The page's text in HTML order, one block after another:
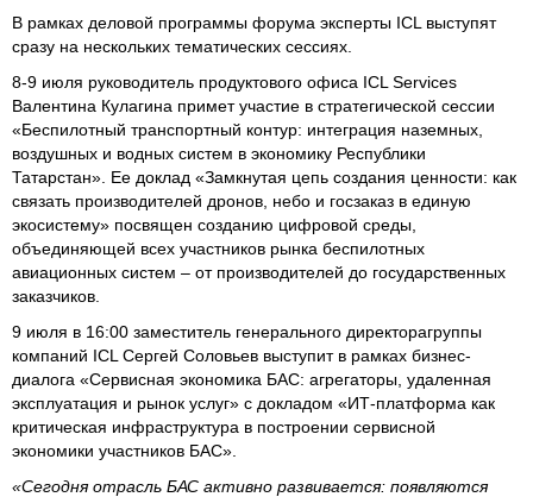
В рамках деловой программы форума эксперты ICL выступят
сразу на нескольких тематических сессиях.
8-9 июля руководитель продуктового офиса ICL Services
Валентина Кулагина примет участие в стратегической сессии
«Беспилотный транспортный контур: интеграция наземных,
воздушных и водных систем в экономику Республики
Татарстан». Ее доклад «Замкнутая цепь создания ценности: как
связать производителей дронов, небо и госзаказ в единую
экосистему» посвящен созданию цифровой среды,
объединяющей всех участников рынка беспилотных
авиационных систем – от производителей до государственных
заказчиков.
9 июля в 16:00 заместитель генерального директорагруппы
компаний ICL Сергей Соловьев выступит в рамках бизнес-
диалога «Сервисная экономика БАС: агрегаторы, удаленная
эксплуатация и рынок услуг» с докладом «ИТ-платформа как
критическая инфраструктура в построении сервисной
экономики участников БАС».
«Сегодня отрасль БАС активно развивается: появляются